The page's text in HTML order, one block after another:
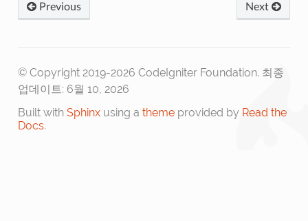
Previous Next
© Copyright 2019-2026 CodeIgniter Foundation. 최종
업데이트: 6월 10, 2026
Built with Sphinxusing a themeprovided by Read the
Docs.